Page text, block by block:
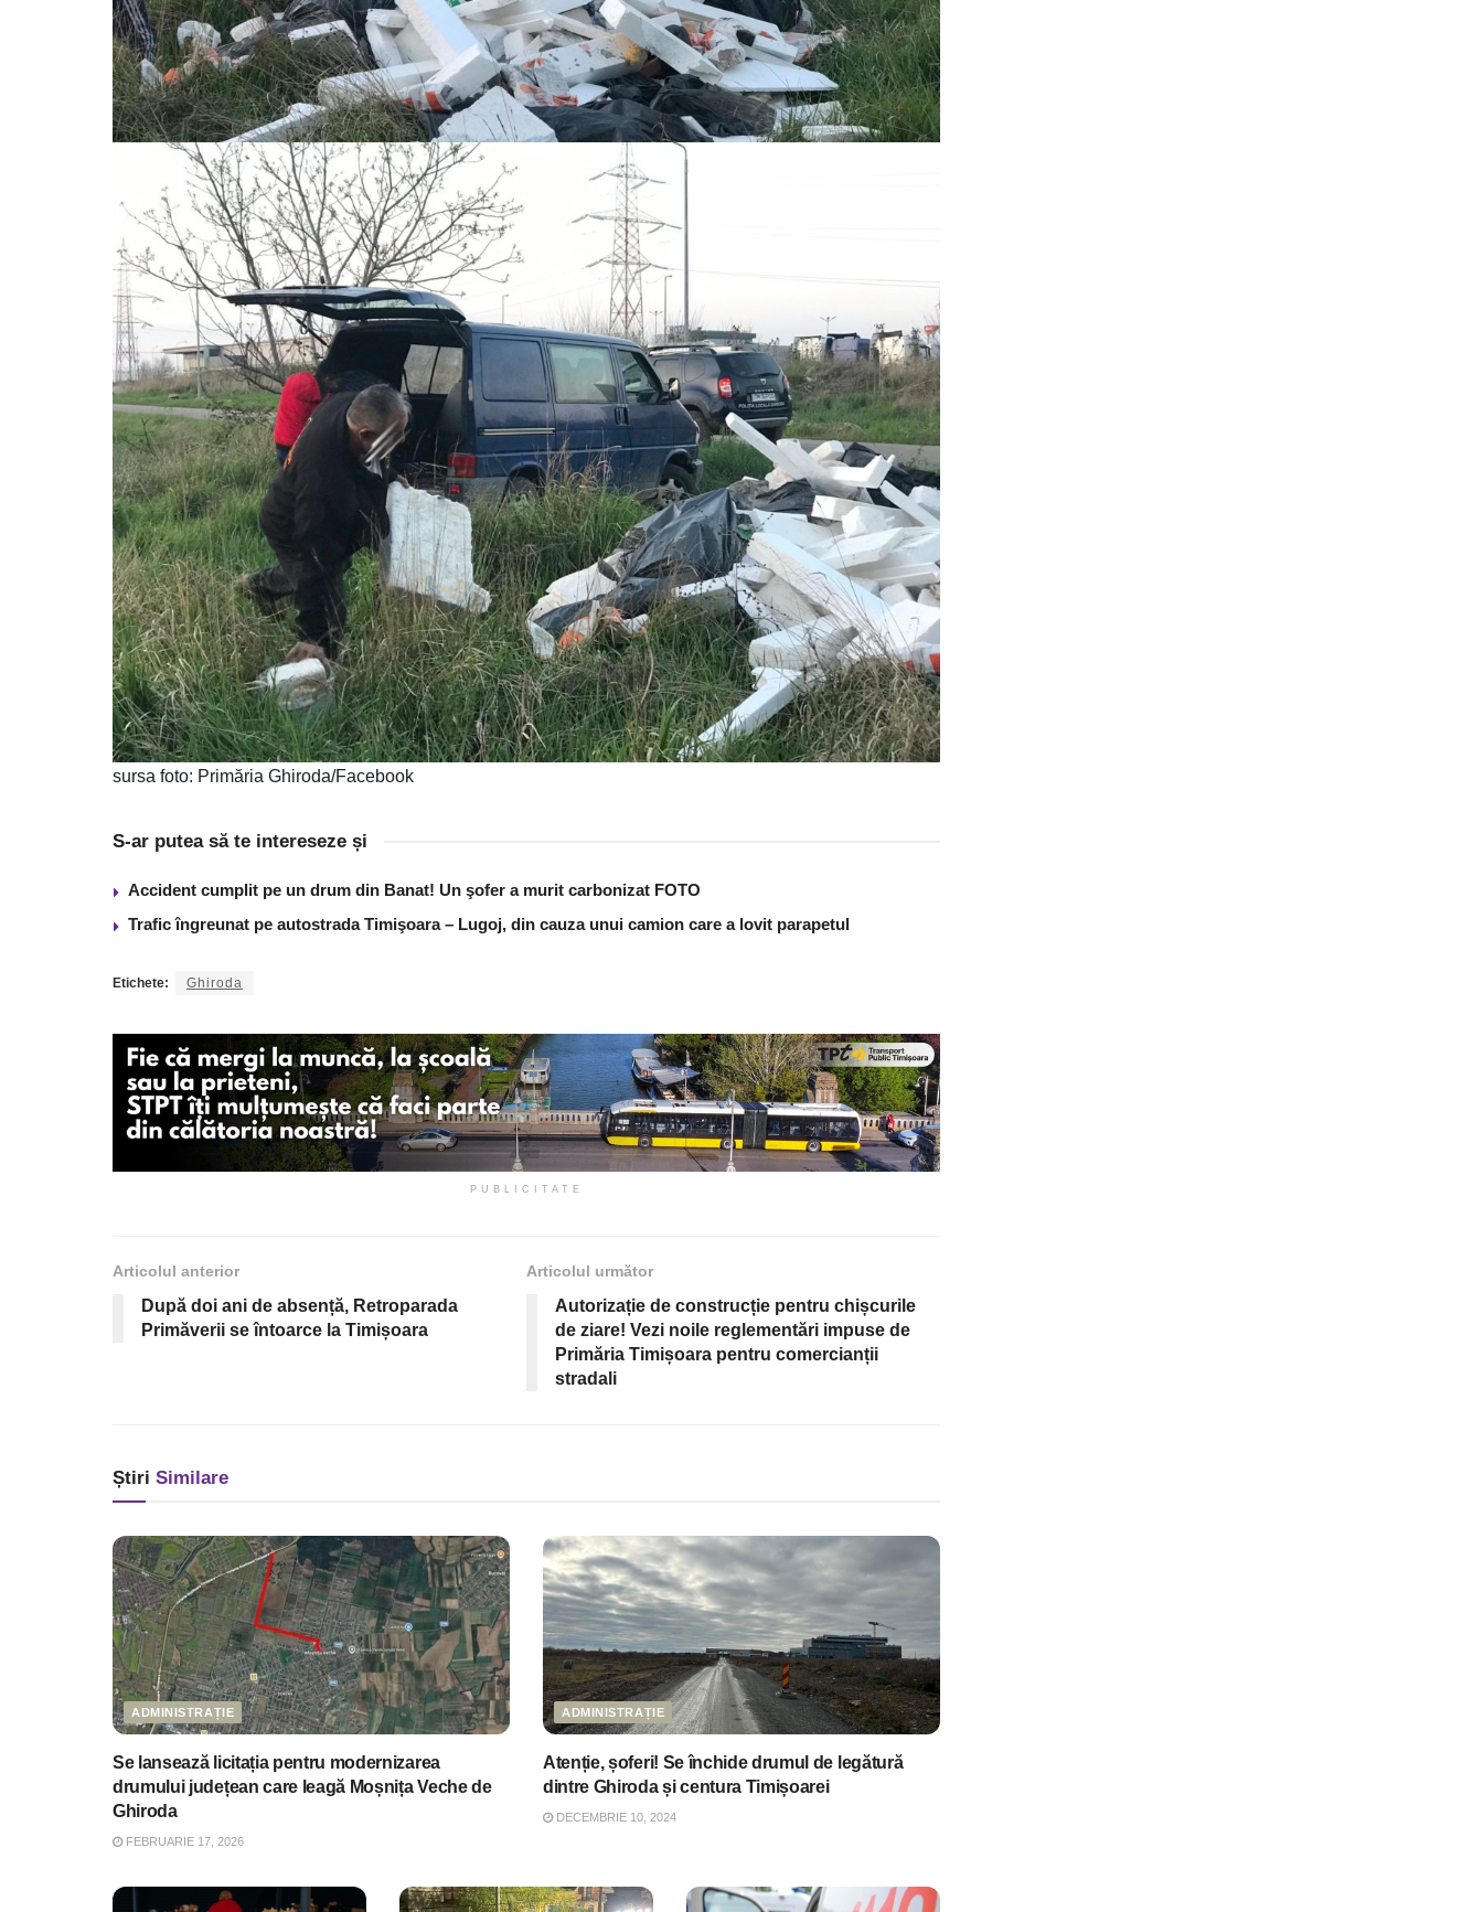
sursa foto: Primăria Ghiroda/Facebook
S-ar putea să te intereseze și
Accident cumplit pe un drum din Banat! Un şofer a murit carbonizat FOTO
Trafic îngreunat pe autostrada Timişoara – Lugoj, din cauza unui camion care a lovit parapetul
Etichete: Ghiroda
PUBLICITATE
Articolul anterior
După doi ani de absență, Retroparada
Primăverii se întoarce la Timișoara
Articolul următor
Autorizație de construcție pentru chișcurile
de ziare! Vezi noile reglementări impuse de
Primăria Timișoara pentru comercianții
stradali
Știri Similare
ADMINISTRAȚIE
Se lansează licitația pentru modernizarea
drumului județean care leagă Moșnița Veche de
Ghiroda
FEBRUARIE 17, 2026
ADMINISTRAȚIE
Atenție, șoferi! Se închide drumul de legătură
dintre Ghiroda și centura Timișoarei
DECEMBRIE 10, 2024